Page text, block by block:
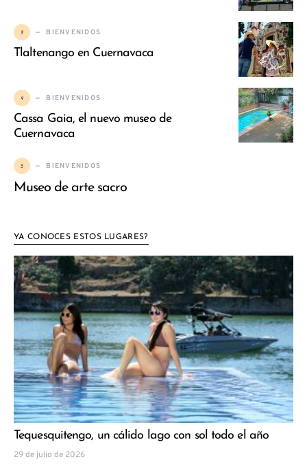
3 BIENVENIDOS
Tlaltenango en Cuernavaca
4 BIENVENIDOS
Cassa Gaia, el nuevo museo de
Cuernavaca
5 BIENVENIDOS
Museo de arte sacro
YA CONOCES ESTOS LUGARES?
Tequesquitengo, un cálido lago con sol todo el año
29 de julio de 2026